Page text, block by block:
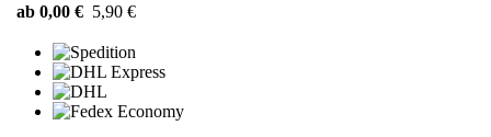
ab 0,00 € 5,90 €